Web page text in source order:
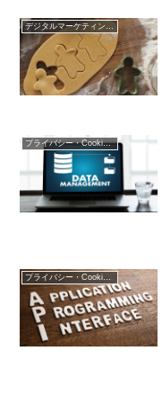
デジタルマーケティング基礎
プライバシー・Cookie規制
プライバシー・Cookie規制